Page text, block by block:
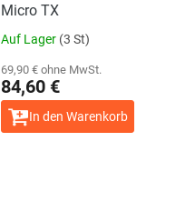
Micro TX
Auf Lager (3 St)
69,90 € ohne MwSt.
84,60 €
In den Warenkorb